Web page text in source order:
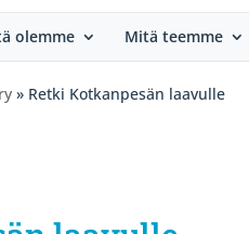
olemme Mitä teemme
» Retki Kotkanpesän laavulle